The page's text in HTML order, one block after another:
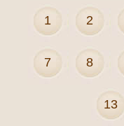
1 2
7 8
13